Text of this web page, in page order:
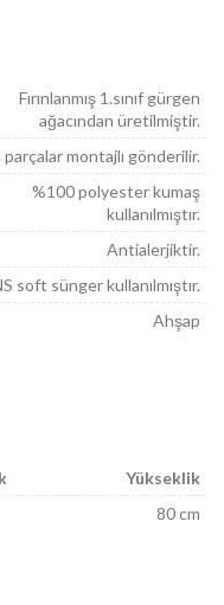
Fırınlanmış 1.sınıf gürgen
ağacından üretilmiştir.
parçalar montajlı gönderilir.
%100 polyester kumaş
kullanılmıştır.
Antialerjiktir.
soft sünger kullanılmıştır.
Ahşap
Yükseklik
80 cm